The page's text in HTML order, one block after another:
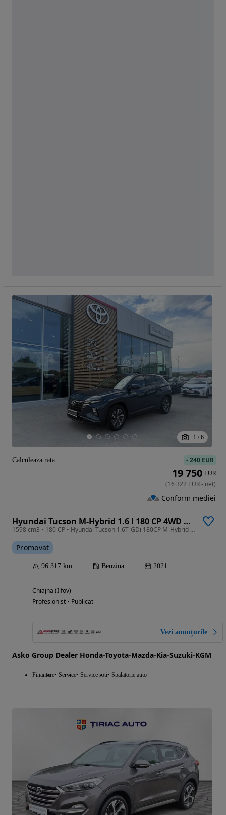
1 / 6
Hyundai Tucson M-Hybrid 1.6 l 180 CP 4WD 7DCT Style
1598 cm3 • 180 CP • Hyundai Tucson 1.6T-GDi 180CP M-Hybrid Style 7DCT 4WD
Promovat
96 317 km Benzina 2021
Chiajna (Ilfov)
Profesionist • Publicat
Vezi anunțurile
Asko Group Dealer Honda-Toyota-Mazda-Kia-Suzuki-KGM
Finantare Service Service roti Spalatorie auto
-240 EUR
19 750 EUR
(16 322 EUR- net)
Conform mediei
Calculeaza rata